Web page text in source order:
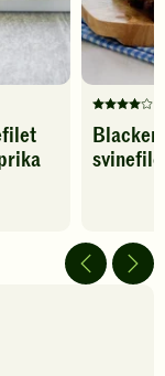
Denne
har
5
stjerner.